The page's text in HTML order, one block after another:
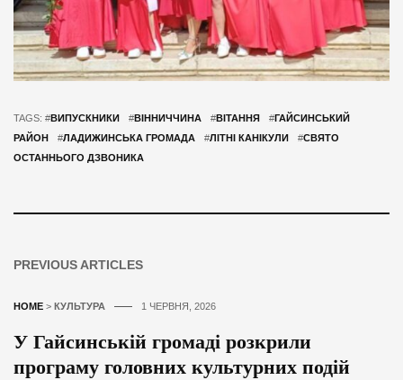
TAGS: #ВИПУСКНИКИ #ВІННИЧЧИНА #ВІТАННЯ #ГАЙСИНСЬКИЙ
РАЙОН
#ЛАДИЖИНСЬКА ГРОМАДА #ЛІТНІ КАНІКУЛИ #СВЯТО
ОСТАННЬОГО ДЗВОНИКА
PREVIOUS ARTICLES
HOME > КУЛЬТУРА 1 ЧЕРВНЯ, 2026
У Гайсинській громаді розкрили
програму головних культурних подій